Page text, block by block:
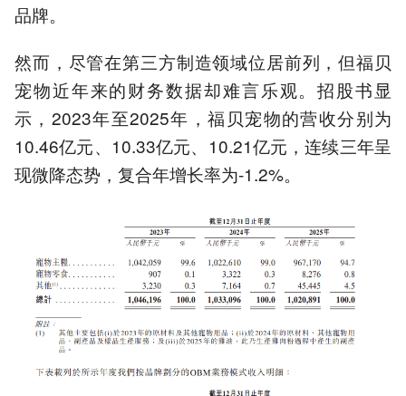
品牌。
然而，尽管在第三方制造领域位居前列，但福贝
宠物近年来的财务数据却难言乐观。招股书显
示，2023年至2025年，福贝宠物的营收分别为
10.46亿元、10.33亿元、10.21亿元，连续三年呈
现微降态势，复合年增长率为-1.2%。